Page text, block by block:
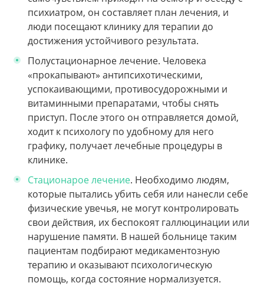
психиатром, он составляет план лечения, и
люди посещают клинику для терапии до
достижения устойчивого результата.
Полустационарное лечение. Человека
«прокапывают» антипсихотическими,
успокаивающими, противосудорожными и
витаминными препаратами, чтобы снять
приступ. После этого он отправляется домой,
ходит к психологу по удобному для него
графику, получает лечебные процедуры в
клинике.
Стационарое лечение. Необходимо людям,
которые пытались убить себя или нанесли себе
физические увечья, не могут контролировать
свои действия, их беспокоят галлюцинации или
нарушение памяти. В нашей больнице таким
пациентам подбирают медикаментозную
терапию и оказывают психологическую
помощь, когда состояние нормализуется.